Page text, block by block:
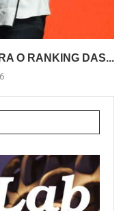
O RANKING DAS...